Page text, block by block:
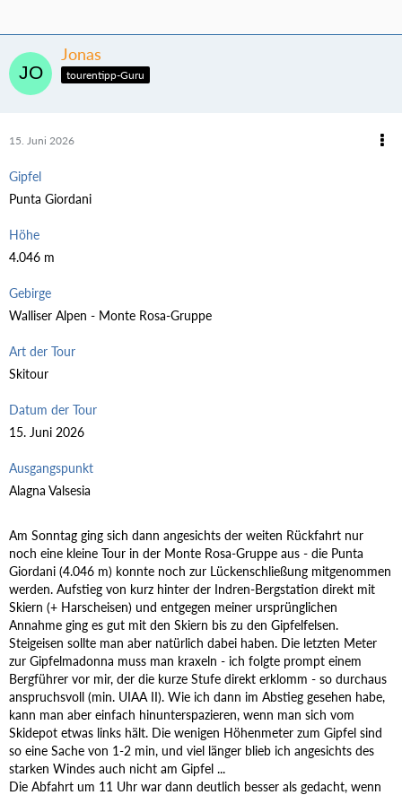
Jonas
tourentipp-Guru
15. Juni 2026
Gipfel
Punta Giordani
Höhe
4.046 m
Gebirge
Walliser Alpen - Monte Rosa-Gruppe
Art der Tour
Skitour
Datum der Tour
15. Juni 2026
Ausgangspunkt
Alagna Valsesia
Am Sonntag ging sich dann angesichts der weiten Rückfahrt nur
noch eine kleine Tour in der Monte Rosa-Gruppe aus - die Punta
Giordani (4.046 m) konnte noch zur Lückenschließung mitgenommen
werden. Aufstieg von kurz hinter der Indren-Bergstation direkt mit
Skiern (+ Harscheisen) und entgegen meiner ursprünglichen
Annahme ging es gut mit den Skiern bis zu den Gipfelfelsen.
Steigeisen sollte man aber natürlich dabei haben. Die letzten Meter
zur Gipfelmadonna muss man kraxeln - ich folgte prompt einem
Bergführer vor mir, der die kurze Stufe direkt erklomm - so durchaus
anspruchsvoll (min. UIAA II). Wie ich dann im Abstieg gesehen habe,
kann man aber einfach hinunterspazieren, wenn man sich vom
Skidepot etwas links hält. Die wenigen Höhenmeter zum Gipfel sind
so eine Sache von 1-2 min, und viel länger blieb ich angesichts des
starken Windes auch nicht am Gipfel ...
Die Abfahrt um 11 Uhr war dann deutlich besser als gedacht, wenn